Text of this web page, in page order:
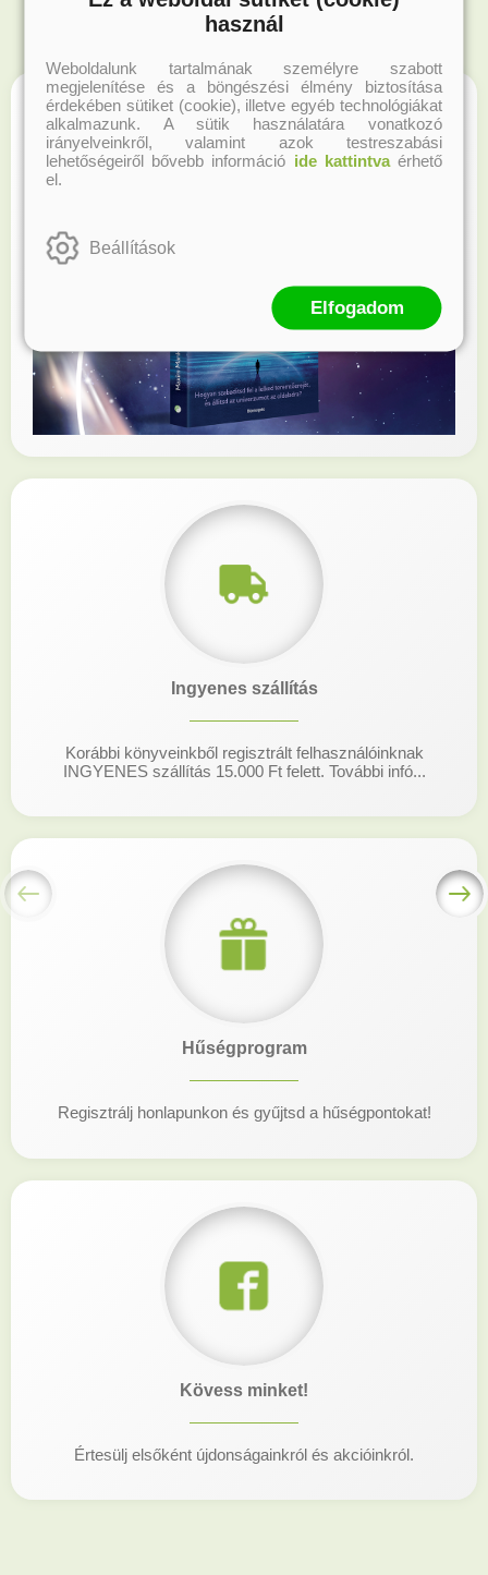
Ingyenes szállítás
Korábbi könyveinkből regisztrált felhasználóinknak
INGYENES szállítás 15.000 Ft felett. További infó...
Hűségprogram
Regisztrálj honlapunkon és gyűjtsd a hűségpontokat!
Kövess minket!
Értesülj elsőként újdonságainkról és akcióinkról.
használ
Weboldalunk tartalmának személyre szabott
megjelenítése és a böngészési élmény biztosítása
érdekében sütiket (cookie), illetve egyéb technológiákat
alkalmazunk. A sütik használatára vonatkozó
irányelveinkről, valamint azok testreszabási
lehetőségeiről bővebb információ ide kattintvaérhető
el.
Beállítások
Elfogadom